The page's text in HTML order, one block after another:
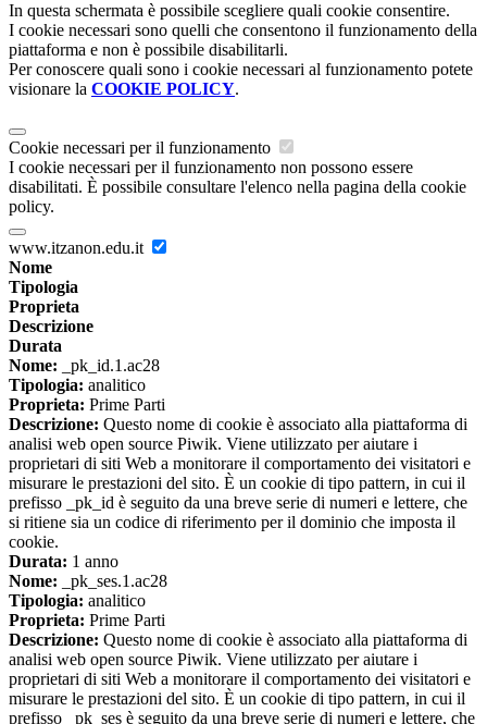
In questa schermata è possibile scegliere quali cookie consentire.
I cookie necessari sono quelli che consentono il funzionamento della
piattaforma e non è possibile disabilitarli.
Per conoscere quali sono i cookie necessari al funzionamento potete
visionare la COOKIE POLICY.
Cookie necessari per il funzionamento
I cookie necessari per il funzionamento non possono essere
disabilitati. È possibile consultare l'elenco nella pagina della cookie
policy.
www.itzanon.edu.it
Nome
Tipologia
Proprieta
Descrizione
Durata
Nome: _pk_id.1.ac28
Tipologia: analitico
Proprieta: Prime Parti
Descrizione: Questo nome di cookie è associato alla piattaforma di
analisi web open source Piwik. Viene utilizzato per aiutare i
proprietari di siti Web a monitorare il comportamento dei visitatori e
misurare le prestazioni del sito. È un cookie di tipo pattern, in cui il
prefisso _pk_id è seguito da una breve serie di numeri e lettere, che
si ritiene sia un codice di riferimento per il dominio che imposta il
cookie.
Durata: 1 anno
Nome: _pk_ses.1.ac28
Tipologia: analitico
Proprieta: Prime Parti
Descrizione: Questo nome di cookie è associato alla piattaforma di
analisi web open source Piwik. Viene utilizzato per aiutare i
proprietari di siti Web a monitorare il comportamento dei visitatori e
misurare le prestazioni del sito. È un cookie di tipo pattern, in cui il
prefisso _pk_ses è seguito da una breve serie di numeri e lettere, che